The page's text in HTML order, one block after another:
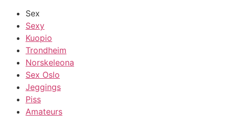
Sex
Sexy
Kuopio
Trondheim
Norskeleona
Sex Oslo
Jeggings
Piss
Amateurs